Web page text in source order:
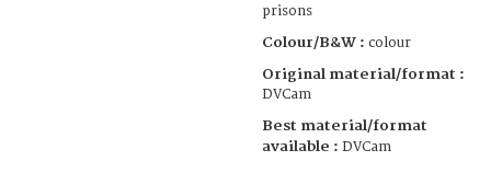
prisons
Colour/B&W : colour
Original material/format :
DVCam
Best material/format
available : DVCam